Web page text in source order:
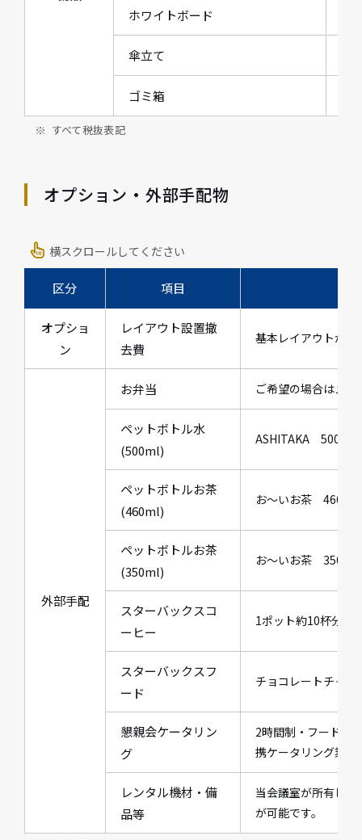
ホワイトボード
傘立て
ゴミ箱
すべて税抜表記
オプション・外部手配物
横スクロールしてください
区分 項目
オプショ
ン
レイアウト設置撤
去費
基本レイアウトから
外部手配
お弁当 ご希望の場合はメ
ペットボトル水
(500ml)
ASHITAKA
ペットボトルお茶
(460ml)
お～いお茶
ペットボトルお茶
(350ml)
お～いお茶
スターバックスコ
ーヒー
1ポット約10杯分(ホ
スターバックスフ
ード
チョコレートチャ
懇親会ケータリン
グ
2時間制・フード・
携ケータリング業者
レンタル機材・備
品等
当会議室が所有し
が可能です。